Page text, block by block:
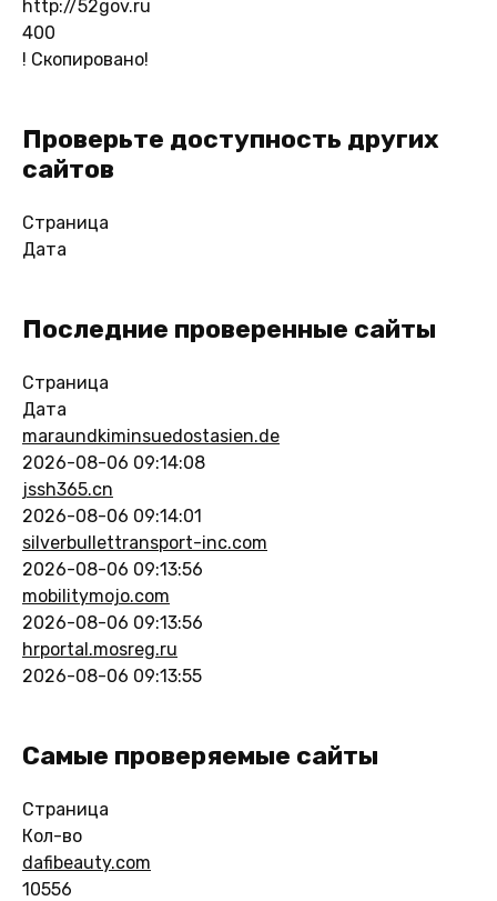
http://52gov.ru
400
! Скопировано!
Проверьте доступность других
сайтов
Страница
Дата
Последние проверенные сайты
Страница
Дата
maraundkiminsuedostasien.de
2026-08-06 09:14:08
jssh365.cn
2026-08-06 09:14:01
silverbullettransport-inc.com
2026-08-06 09:13:56
mobilitymojo.com
2026-08-06 09:13:56
hrportal.mosreg.ru
2026-08-06 09:13:55
Самые проверяемые сайты
Страница
Кол-во
dafibeauty.com
10556